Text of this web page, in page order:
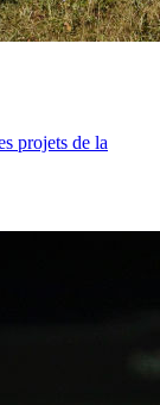
projets de la